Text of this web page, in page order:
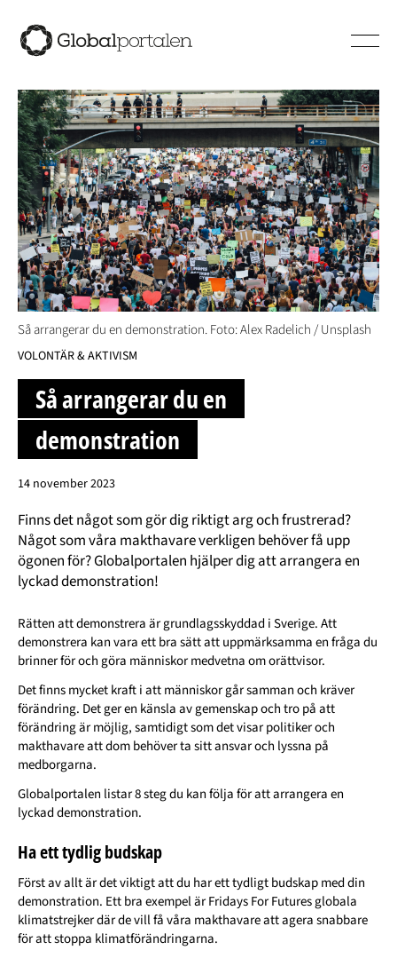
Så arrangerar du en demonstration. Foto: Alex Radelich / Unsplash
VOLONTÄR & AKTIVISM
Så arrangerar du en
demonstration
14 november 2023
Finns det något som gör dig riktigt arg och frustrerad?
Något som våra makthavare verkligen behöver få upp
ögonen för? Globalportalen hjälper dig att arrangera en
lyckad demonstration!
Rätten att demonstrera är grundlagsskyddad i Sverige. Att
demonstrera kan vara ett bra sätt att uppmärksamma en fråga du
brinner för och göra människor medvetna om orättvisor.
Det finns mycket kraft i att människor går samman och kräver
förändring. Det ger en känsla av gemenskap och tro på att
förändring är möjlig, samtidigt som det visar politiker och
makthavare att dom behöver ta sitt ansvar och lyssna på
medborgarna.
Globalportalen listar 8 steg du kan följa för att arrangera en
lyckad demonstration.
Ha ett tydlig budskap
Först av allt är det viktigt att du har ett tydligt budskap med din
demonstration. Ett bra exempel är Fridays For Futures globala
klimatstrejker där de vill få våra makthavare att agera snabbare
för att stoppa klimatförändringarna.